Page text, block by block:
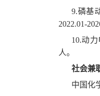
9.磷基
2022.01-
10.动
人。
社会兼
中国